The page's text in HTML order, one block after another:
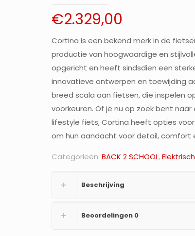
€2.329,00
Cortina is een bekend merk in de
productie van hoogwaardige en
opgericht en heeft sindsdien een
innovatieve ontwerpen en toewijding
breed scala aan fietsen, die inspelen
voorkeuren. Of je nu op zoek bent
lifestyle fiets, Cortina heeft opties
om hun aandacht voor detail, comfort
Categorieën: BACK 2 SCHOOL,
Beschrijving
Beoordelingen 0